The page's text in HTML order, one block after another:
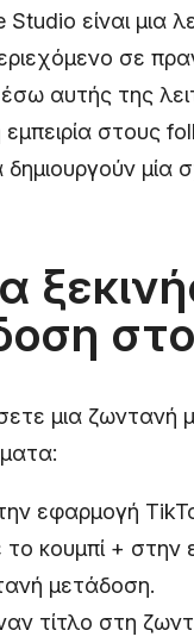
είναι μια
σε
αυτής της
εμπειρία στους
δημιουργούν μία
μια
εφαρμογή
κουμπί + στην
μετάδοση.
τίτλο στη